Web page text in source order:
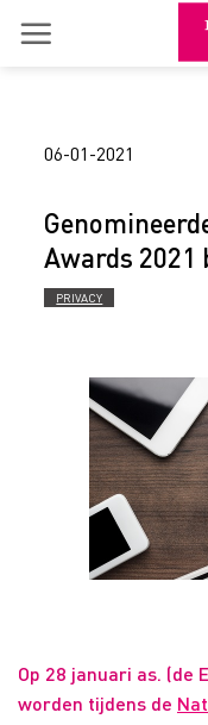
06-01-2021
Awards 2021
PRIVACY
Op 28 januari as. (de
worden tijdens de